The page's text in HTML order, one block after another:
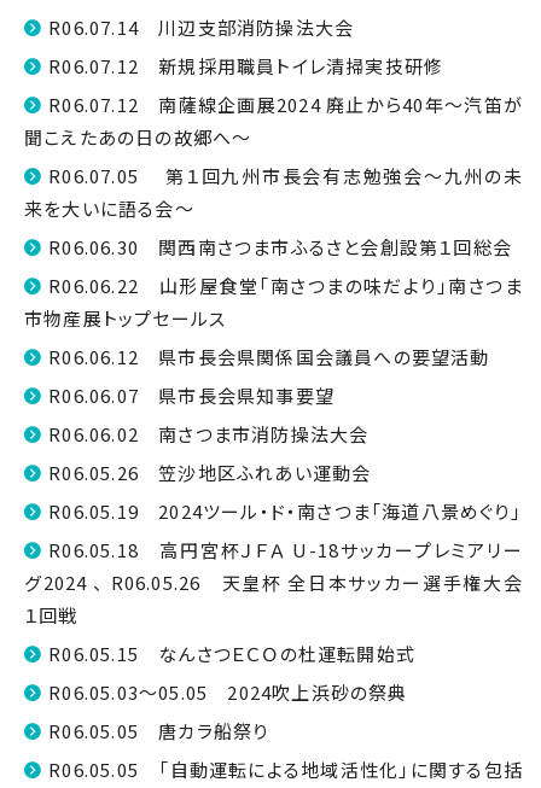
R06.07.14 川辺支部消防操法大会
R06.07.12 新規採用職員トイレ清掃実技研修
R06.07.12 南薩線企画展2024 廃止から40年～汽笛が
聞こえたあの日の故郷へ～
R06.07.05 第１回九州市長会有志勉強会～九州の未
来を大いに語る会～
R06.06.30 関西南さつま市ふるさと会創設第１回総会
R06.06.22 山形屋食堂「南さつまの味だより」南さつま
市物産展トップセールス
R06.06.12 県市長会県関係国会議員への要望活動
R06.06.07 県市長会県知事要望
R06.06.02 南さつま市消防操法大会
R06.05.26 笠沙地区ふれあい運動会
R06.05.19 2024ツール・ド・南さつま「海道八景めぐり」
R06.05.18 高円宮杯ＪＦＡ U-18サッカープレミアリー
グ2024 、 R06.05.26 天皇杯 全日本サッカー選手権大会
１回戦
R06.05.15 なんさつＥＣＯの杜運転開始式
R06.05.03～05.05 2024吹上浜砂の祭典
R06.05.05 唐カラ船祭り
R06.05.05 「自動運転による地域活性化」に関する包括